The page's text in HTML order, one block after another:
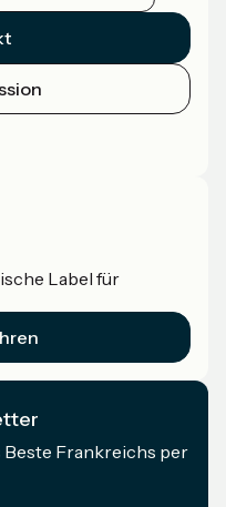
Label für
Beste Frankreichs per